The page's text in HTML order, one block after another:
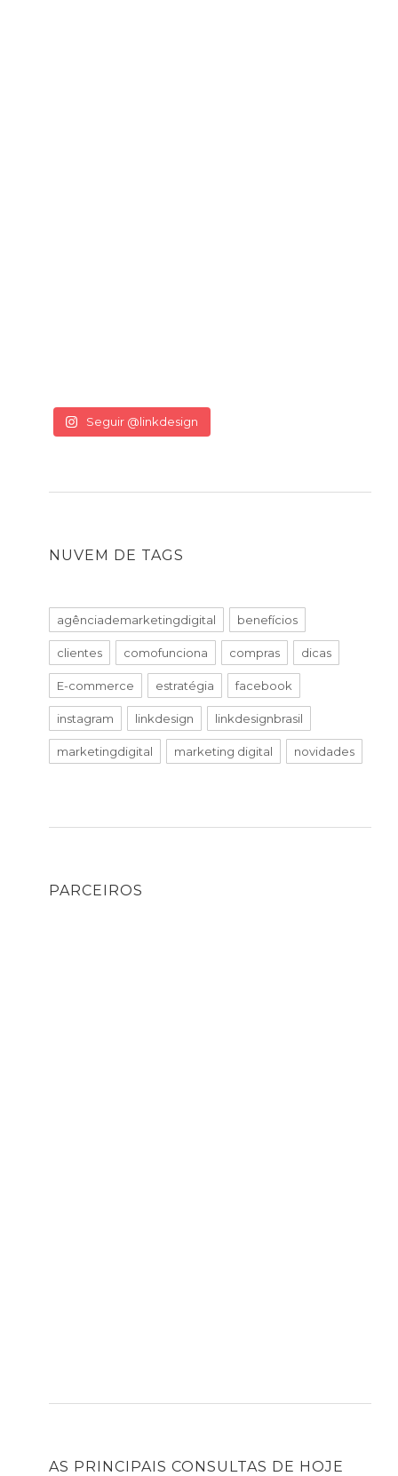
Seguir @linkdesign
NUVEM DE TAGS
agênciademarketingdigital benefícios
clientes comofunciona compras dicas
E-commerce estratégia facebook
instagram linkdesign linkdesignbrasil
marketingdigital marketing digital novidades
PARCEIROS
AS PRINCIPAIS CONSULTAS DE HOJE